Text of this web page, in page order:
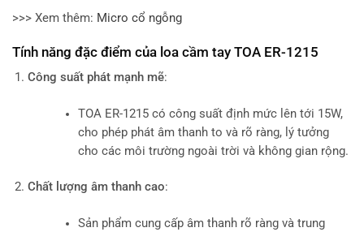
>>> Xem thêm: Micro cổ ngỗng
Tính năng đặc điểm của loa cầm tay TOA ER-1215
Công suất phát mạnh mẽ:
TOA ER-1215 có công suất định mức lên tới 15W,
cho phép phát âm thanh to và rõ ràng, lý tưởng
cho các môi trường ngoài trời và không gian rộng.
Chất lượng âm thanh cao:
Sản phẩm cung cấp âm thanh rõ ràng và trung